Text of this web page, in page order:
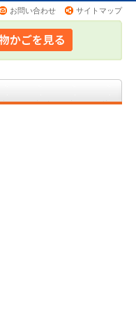
お問い合わせ サイトマップ